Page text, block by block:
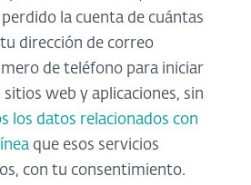
la cuenta de cuántas
dirección de correo
de teléfono para iniciar
sitios web y aplicaciones, sin
los datos relacionados con
que esos servicios
con tu consentimiento.